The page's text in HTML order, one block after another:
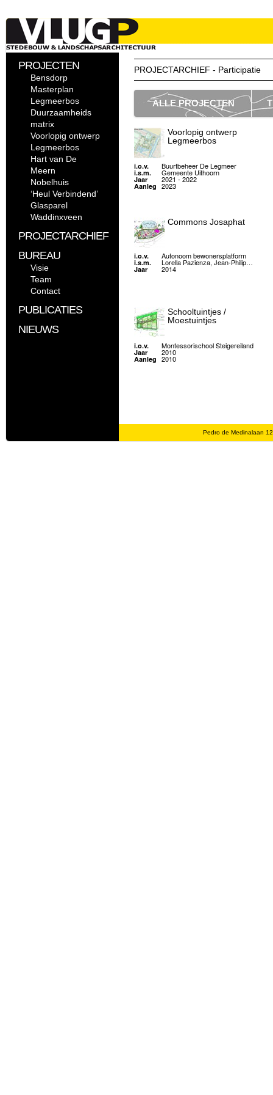
PROJECTEN
Bensdorp
Masterplan
Legmeerbos
Duurzaamheids
matrix
Voorlopig ontwerp
Legmeerbos
Hart van De
Meern
Nobelhuis
‘Heul Verbindend’
Glasparel
Waddinxveen
PROJECTARCHIEF
BUREAU
Visie
Team
Contact
PUBLICATIES
NIEUWS
PROJECTARCHIEF - Participatie
ALLE PROJECTEN
Voorlopig ontwerp
Legmeerbos
i.o.v. Buurtbeheer De Legmeer
i.s.m. Gemeente Uithoorn
Jaar 2021 - 2022
Aanleg 2023
Commons Josaphat
i.o.v. Autonoom bewonersplatform
i.s.m. Lorella Pazienza, Jean-Philip…
Jaar 2014
Schooltuintjes /
Moestuintjes
i.o.v. Montessorischool Steigereiland
Jaar 2010
Aanleg 2010
Pedro de Medinalaan